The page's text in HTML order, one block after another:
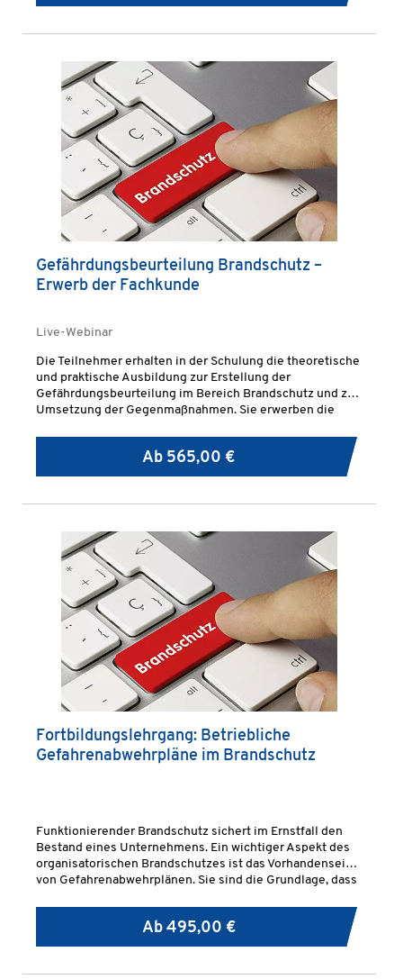
Gefährdungsbeurteilung Brandschutz –
Erwerb der Fachkunde
Live-Webinar
Die Teilnehmer erhalten in der Schulung die theoretische
und praktische Ausbildung zur Erstellung der
Gefährdungsbeurteilung im Bereich Brandschutz und zur
Umsetzung der Gegenmaßnahmen. Sie erwerben die
Ab 565,00 €
Fortbildungslehrgang: Betriebliche
Gefahrenabwehrpläne im Brandschutz
Funktionierender Brandschutz sichert im Ernstfall den
Bestand eines Unternehmens. Ein wichtiger Aspekt des
organisatorischen Brandschutzes ist das Vorhandensein
von Gefahrenabwehrplänen. Sie sind die Grundlage, dass
Ab 495,00 €